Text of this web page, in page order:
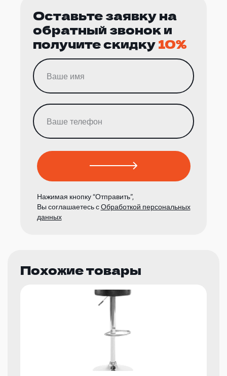
Оставьте заявку на
обратный звонок и
получите скидку10%
Нажимая кнопку “Отправить”,
Вы соглашаетесь сОбработкой персональных
данных
Похожие товары